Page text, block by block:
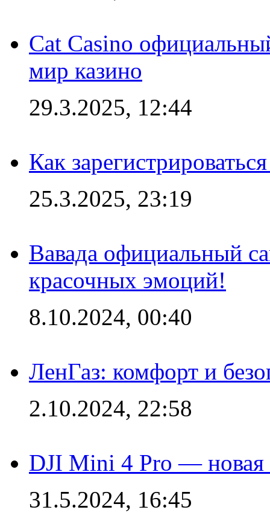
Cat Casino
мир казино
29.3.2025, 12:44
Как
25.3.2025, 23:19
Вавада официальный
красочных эмоций!
8.10.2024, 00:40
ЛенГаз: комфорт и
2.10.2024, 22:58
DJI Mini 4 Pro — новая
31.5.2024, 16:45